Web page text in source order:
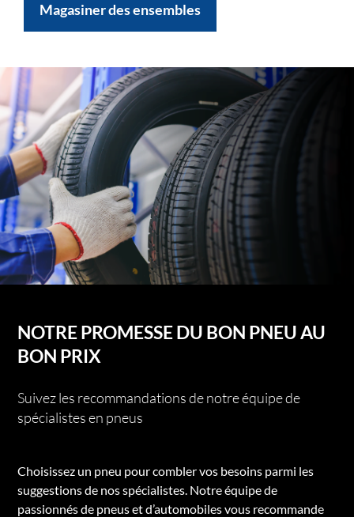
Magasiner des ensembles
NOTRE PROMESSE DU BON PNEU AU
BON PRIX
Suivez les recommandations de notre équipe de
spécialistes en pneus
Choisissez un pneu pour combler vos besoins parmi les
suggestions de nos spécialistes. Notre équipe de
passionnés de pneus et d’automobiles vous recommande